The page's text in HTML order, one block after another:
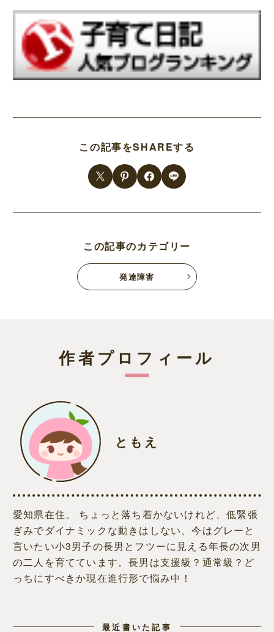
この記事をSHAREする
この記事のカテゴリー
発達障害
作者プロフィール
ともえ
愛知県在住。 ちょっと落ち着かないけれど、低緊張
ぎみでダイナミックな動きはしない、今はグレーと
言いたい小3男子の長男とフツーに見える年長の次男
の二人を育てています。長男は支援級？通常級？ど
っちにすべきか現在進行形で悩み中！
最近書いた記事